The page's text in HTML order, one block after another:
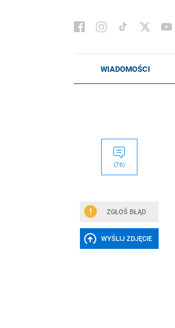
(76)
ZGŁOŚ BŁĄD
WYŚLIJ ZDJĘCIE